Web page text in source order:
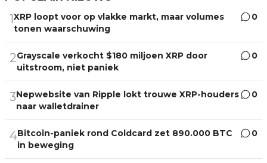
1XRP loopt voor op vlakke markt, maar volumes
tonen waarschuwing
0
2Grayscale verkocht $180 miljoen XRP door
uitstroom, niet paniek
0
3Nepwebsite van Ripple lokt trouwe XRP-houders
naar walletdrainer
0
4Bitcoin-paniek rond Coldcard zet 890.000 BTC
in beweging
0